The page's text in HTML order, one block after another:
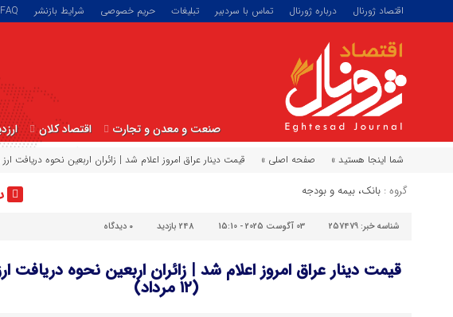
اقتصاد ژورنال درباره ژورنال تماس با سردبیر تبلیغات حریم خصوصی شرایط بازنشر FAQ
صنعت و معدن و تجارت اقتصاد کلان
شما اینجا هستید » صفحه اصلی » قیمت دینار عراق امروز اعلام شد | زائران اربعین نحوه دریافت ارز را
گروه : بانک، بیمه و بودجه
شناسه خبر: 257479 03 آگوست 2025 - 15:10 248 بازدید ۰ دیدگاه
قیمت دینار عراق امروز اعلام شد | زائران اربعین نحوه دریافت
(۱۲ مرداد)